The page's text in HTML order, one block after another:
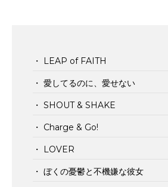
・ LEAP of FAITH
・ 愛してるのに、愛せない
・ SHOUT & SHAKE
・ Charge & Go!
・ LOVER
・ ぼくの憂鬱と不機嫌な彼女